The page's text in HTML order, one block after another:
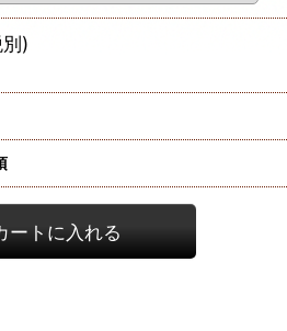
)
ートに入れる